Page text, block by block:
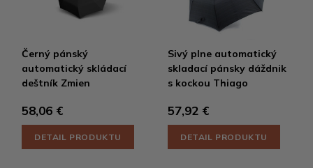
Černý pánský
automatický skládací
deštník Zmien
58,06 €
DETAIL PRODUKTU
Sivý plne automatický
skladací pánsky dáždnik
s kockou Thiago
57,92 €
DETAIL PRODUKTU